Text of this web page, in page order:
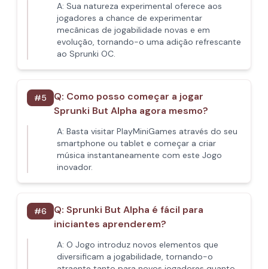
A: Sua natureza experimental oferece aos
jogadores a chance de experimentar
mecânicas de jogabilidade novas e em
evolução, tornando-o uma adição refrescante
ao Sprunki OC.
#5 Q: Como posso começar a jogar
Sprunki But Alpha agora mesmo?
A: Basta visitar PlayMiniGames através do seu
smartphone ou tablet e começar a criar
música instantaneamente com este Jogo
inovador.
#6 Q: Sprunki But Alpha é fácil para
iniciantes aprenderem?
A: O Jogo introduz novos elementos que
diversificam a jogabilidade, tornando-o